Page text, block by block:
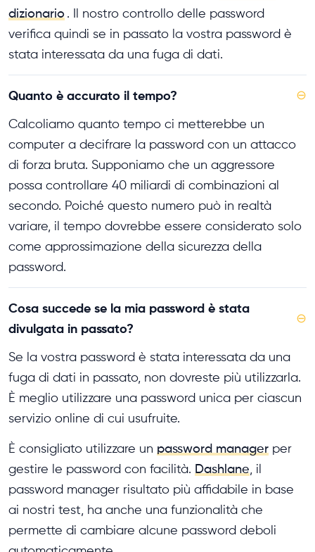
dizionario . Il nostro controllo delle password
verifica quindi se in passato la vostra password è
stata interessata da una fuga di dati.
Quanto è accurato il tempo? ⊖
Calcoliamo quanto tempo ci metterebbe un
computer a decifrare la password con un attacco
di forza bruta. Supponiamo che un aggressore
possa controllare 40 miliardi di combinazioni al
secondo. Poiché questo numero può in realtà
variare, il tempo dovrebbe essere considerato solo
come approssimazione della sicurezza della
password.
Cosa succede se la mia password è stata
divulgata in passato?
⊖
Se la vostra password è stata interessata da una
fuga di dati in passato, non dovreste più utilizzarla.
È meglio utilizzare una password unica per ciascun
servizio online di cui usufruite.
È consigliato utilizzare un password manager per
gestire le password con facilità. Dashlane, il
password manager risultato più affidabile in base
ai nostri test, ha anche una funzionalità che
permette di cambiare alcune password deboli